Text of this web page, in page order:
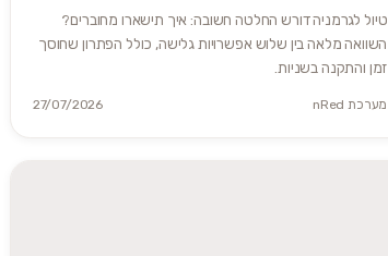
טיול לגרמניה דורש החלטה חשובה: איך תישארו מחוברים?
השוואה מלאה בין שלוש אפשרויות גלישה, כולל הפתרון שחוסך
זמן והתקנה בשניות.
מערכת nRed 27/07/2026